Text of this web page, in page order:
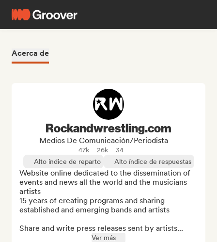
Acerca de
Rockandwrestling.com
Medios De Comunicación/Periodista
47k 26k
34
Alto índice de reparto
Alto índice de respuestas
Website online dedicated to the dissemination of
events and news all the world and the musicians
artists
15 years of creating programs and sharing
established and emerging bands and artists
Share and write press releases sent by artists...
Ver más